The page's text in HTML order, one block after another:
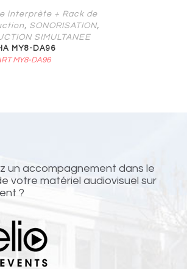
interprète + Rack de
, SONORISATION,
SIMULTANEE
MY8-DA96
MY8-DA96
un accompagnement dans le
votre matériel audiovisuel sur
?